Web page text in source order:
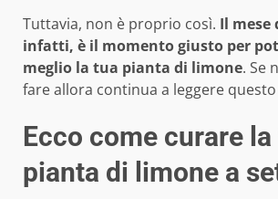
Tuttavia, non è proprio così. Il mese
infatti, è il momento giusto per
meglio la tua pianta di limone. Se
fare allora continua a leggere
Ecco come curare la
pianta di limone a